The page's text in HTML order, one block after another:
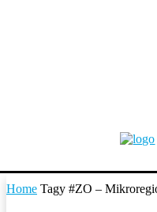
Home Tagy #ZO –